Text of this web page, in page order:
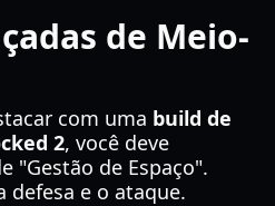
de Meio-
com uma build de
2, você deve
"Gestão de Espaço".
defesa e o ataque.